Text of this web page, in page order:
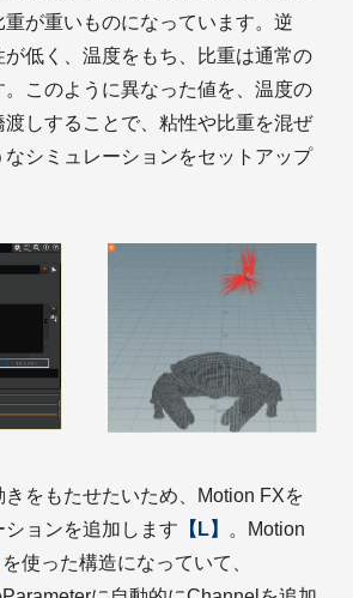
重が重いものになっています。逆
が低く、温度をもち、比重は通常の
このように異なった値を、温度の
渡しすることで、粘性や比重を混ぜ
シミュレーションをセットアップ
きをもたせたいため、Motion FXを
ョンを追加します 【L】
。Motion
を使った構造になっていて、